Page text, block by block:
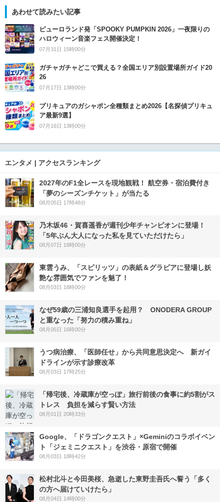
あわせて読みたい記事
ピューロランド発「SPOOKY PUMPKIN 2026」一夜限りの
ハロウィーン音楽フェス開催決定！
07月31日 15時00分
ガチャガチャどこで買える？全国エリア別設置場所ガイド20
26
07月17日 13時00分
プリキュアのガシャポン全種類まとめ2026【名探偵プリキュ
ア最新9選】
07月16日 13時00分
エンタメ | アクセスランキング
2027年のF1全レースを現地観戦！ 航空券・宿泊費付き
「夢のシーズンチケット」が当たる
08月05日 17時48分
乃木坂46・賀喜遥香が週刊少年チャンピオンに登場！
「5年ぶん大人になった私を見ていただけたら」
08月07日 18時00分
東雲うみ、「スピリッツ」の表紙＆グラビアに登場し妖
艶な雰囲気でファンを魅了！
08月03日 18時00分
なぜ59歳の三浦知良選手を起用？ ONODERA GROUP
と重なった「努力の積み重ね」
08月05日 16時00分
うつ病治療、「医師任せ」から共同意思決定へ 新ガイ
ドラインが示す診療改革
08月03日 17時25分
「帰宅後、冷蔵庫が空っぽ」旅行前後の食事に約5割がス
トレス 負担を減らす賢い方法
08月01日 20時33分
Google、「ドラゴンクエスト」×Geminiのコラボイベン
ト「ジェミニクエスト」を渋谷・原宿で開催
08月03日 18時42分
松村北斗と今田美桜、急逝した東野圭吾氏へ誓う「多く
の方へ届けていけたら」
08月04日 14時00分